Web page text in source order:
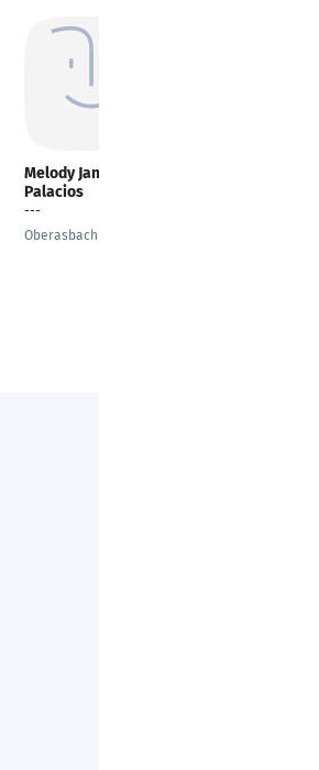
Melody Jane Ayma
Palacios
---
Oberasbach